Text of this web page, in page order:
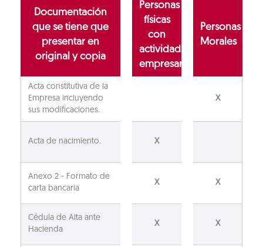
Documentación
que se tiene que
presentar en
original y copia
Personas
físicas
con
actividad
empresarial
Personas
Morales
Acta constitutiva de la
Empresa incluyendo
sus modificaciones.
X
Acta de nacimiento. X
Anexo 2 - Formato de
carta bancaria
X X
Cédula de Alta ante
Hacienda
X X